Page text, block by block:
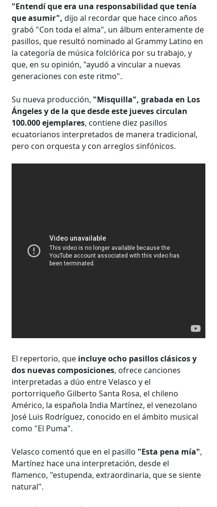
"Entendí que era una responsabilidad que tenía
que asumir", dijo al recordar que hace cinco años
grabó "Con toda el alma", un álbum enteramente de
pasillos, que resultó nominado al Grammy Latino en
la categoría de música folclórica por su trabajo, y
que, en su opinión, "ayudó a vincular a nuevas
generaciones con este ritmo".
Su nueva producción, "Misquilla", grabada en Los
Ángeles y de la que desde este jueves circulan
100.000 ejemplares, contiene diez pasillos
ecuatorianos interpretados de manera tradicional,
pero con orquesta y con arreglos sinfónicos.
El repertorio, que incluye ocho pasillos clásicos y
dos nuevas composiciones, ofrece canciones
interpretadas a dúo entre Velasco y el
portorriqueño Gilberto Santa Rosa, el chileno
Américo, la española India Martínez, el venezolano
José Luis Rodríguez, conocido en el ámbito musical
como "El Puma".
Velasco comentó que en el pasillo "Esta pena mía",
Martínez hace una interpretación, desde el
flamenco, "estupenda, extraordinaria, que se siente
natural".